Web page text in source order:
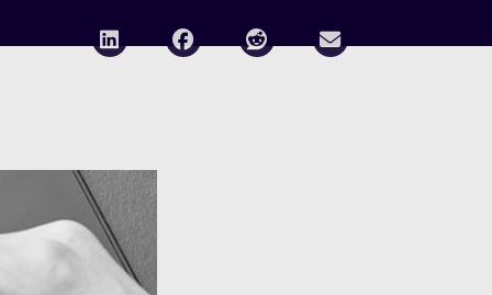
Deel via LinkedInDeel via Facebook
Deel via Reddit